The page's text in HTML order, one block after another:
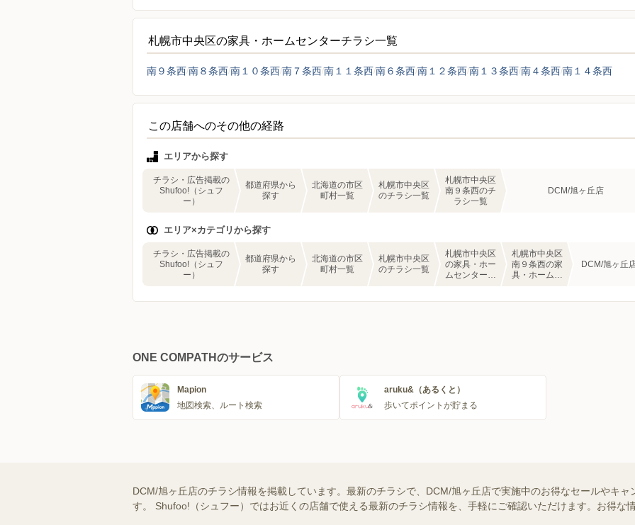
札幌市中央区の家具・ホームセンターチラシ一覧
南９条西南８条西南１０条西南７条西南１１条西南６条西南１２条西南１３条西南４条西南１４条西
この店舗へのその他の経路
エリアから探す
チラシ・広告掲載の
Shufoo!（シュフ
ー）
都道府県から
探す
北海道の市区
町村一覧
札幌市中央区
のチラシ一覧
札幌市中央区
南９条西のチ
ラシ一覧
DCM/旭ヶ丘店
エリア×カテゴリから探す
チラシ・広告掲載の
Shufoo!（シュフ
ー）
都道府県から
探す
北海道の市区
町村一覧
札幌市中央区
のチラシ一覧
札幌市中央区
の家具・ホー
ムセンターの
札幌市中央区
南９条西の家
具・ホームセ
DCM/旭ヶ丘
ONE COMPATHのサービス
Mapion
地図検索、ルート検索
aruku&（あるくと）
歩いてポイントが貯まる
DCM/旭ヶ丘店のチラシ情報を掲載しています。最新のチラシで、DCM/旭ヶ丘店で実施中のお得なセールやキャ
す。 Shufoo!（シュフー）ではお近くの店舗で使える最新のチラシ情報を、手軽にご確認いただけます。お得な